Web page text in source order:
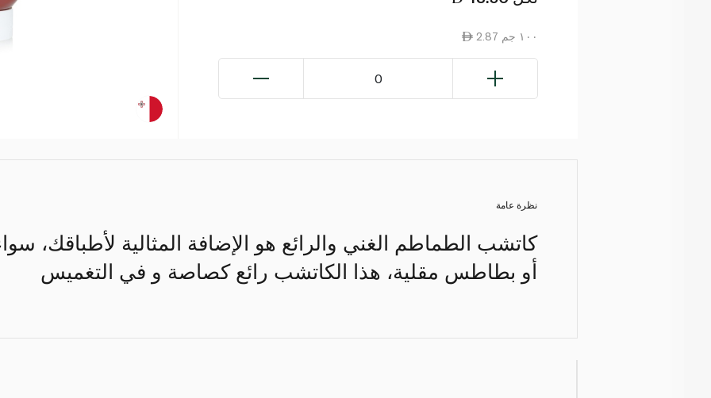
2.87 ١٠٠ جم
0
نظرة عامة
كاتشب الطماطم الغني والرائع هو الإضافة المثالية لأطباقك،
أو بطاطس مقلية، هذا الكاتشب رائع كصاصة و في التغميس